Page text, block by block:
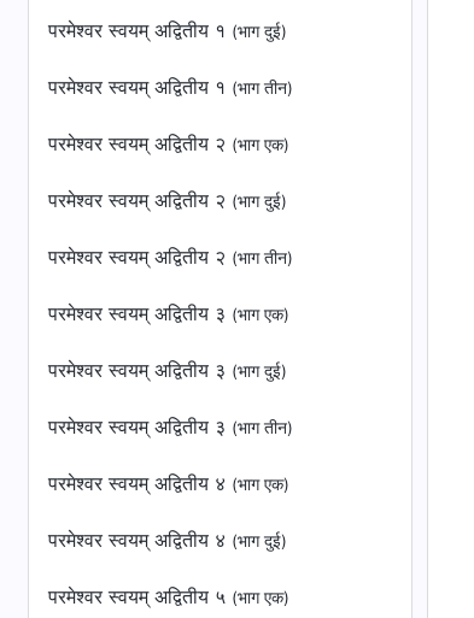
परमेश्‍वर स्वयम् अद्वितीय १ (भाग दुई)
परमेश्‍वर स्वयम् अद्वितीय १ (भाग तीन)
परमेश्‍वर स्वयम् अद्वितीय २ (भाग एक)
परमेश्‍वर स्वयम् अद्वितीय २ (भाग दुई)
परमेश्‍वर स्वयम् अद्वितीय २ (भाग तीन)
परमेश्‍वर स्वयम् अद्वितीय ३ (भाग एक)
परमेश्‍वर स्वयम् अद्वितीय ३ (भाग दुई)
परमेश्‍वर स्वयम् अद्वितीय ३ (भाग तीन)
परमेश्‍वर स्वयम् अद्वितीय ४ (भाग एक)
परमेश्‍वर स्वयम् अद्वितीय ४ (भाग दुई)
परमेश्‍वर स्वयम् अद्वितीय ५ (भाग एक)